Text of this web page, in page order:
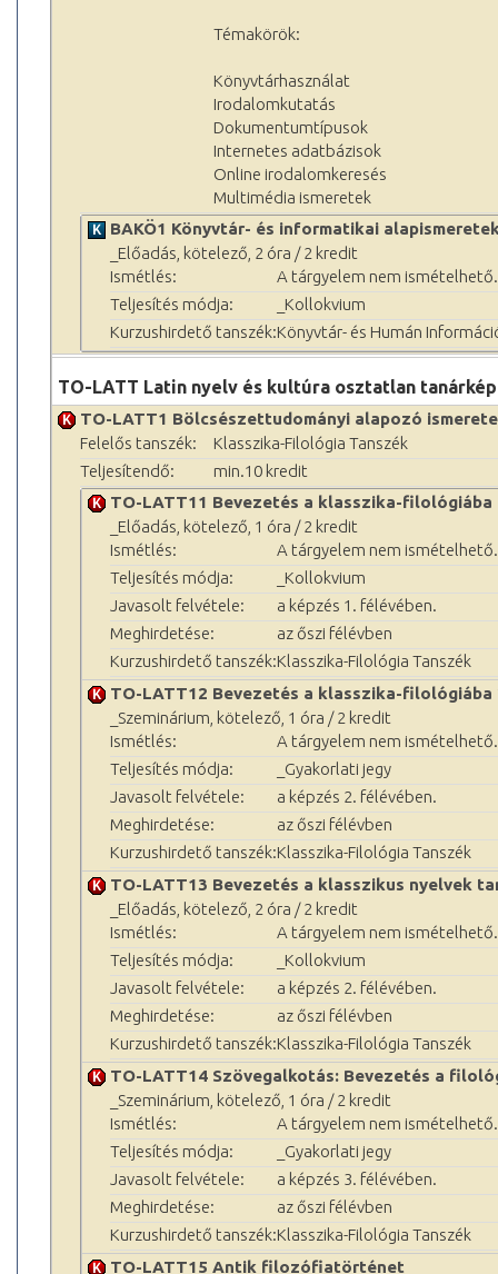
Témakörök:
Könyvtárhasználat
Irodalomkutatás
Dokumentumtípusok
Internetes adatbázisok
Online irodalomkeresés
Multimédia ismeretek
BAKÖ1 Könyvtár- és informatikai
_Előadás, kötelező, 2 óra / 2 kredit
Ismétlés:
A tárgyelem nem ismételhető.
Teljesítés módja:
_Kollokvium
Kurzushirdető tanszék:Könyvtár- és Humán
TO-LATT Latin nyelv és kultúra osztatlan
TO-LATT1 Bölcsészettudományi alapozó
Felelős tanszék:
Klasszika-Filológia Tanszék
Teljesítendő:
min.10 kredit
TO-LATT11 Bevezetés a klasszika-filológiába
_Előadás, kötelező, 1 óra / 2 kredit
Ismétlés:
A tárgyelem nem ismételhető.
Teljesítés módja:
_Kollokvium
Javasolt felvétele:
a képzés 1. félévében.
Meghirdetése:
az őszi félévben
Kurzushirdető tanszék:Klasszika-Filológia Tanszék
TO-LATT12 Bevezetés a klasszika-filológiába
_Szeminárium, kötelező, 1 óra / 2 kredit
Ismétlés:
A tárgyelem nem ismételhető.
Teljesítés módja:
_Gyakorlati jegy
Javasolt felvétele:
a képzés 2. félévében.
Meghirdetése:
az őszi félévben
Kurzushirdető tanszék:Klasszika-Filológia Tanszék
TO-LATT13 Bevezetés a klasszikus nyelvek
_Előadás, kötelező, 2 óra / 2 kredit
Ismétlés:
A tárgyelem nem ismételhető.
Teljesítés módja:
_Kollokvium
Javasolt felvétele:
a képzés 2. félévében.
Meghirdetése:
az őszi félévben
Kurzushirdető tanszék:Klasszika-Filológia Tanszék
TO-LATT14 Szövegalkotás: Bevezetés a
_Szeminárium, kötelező, 1 óra / 2 kredit
Ismétlés:
A tárgyelem nem ismételhető.
Teljesítés módja:
_Gyakorlati jegy
Javasolt felvétele:
a képzés 3. félévében.
Meghirdetése:
az őszi félévben
Kurzushirdető tanszék:Klasszika-Filológia Tanszék
TO-LATT15 Antik filozófiatörténet